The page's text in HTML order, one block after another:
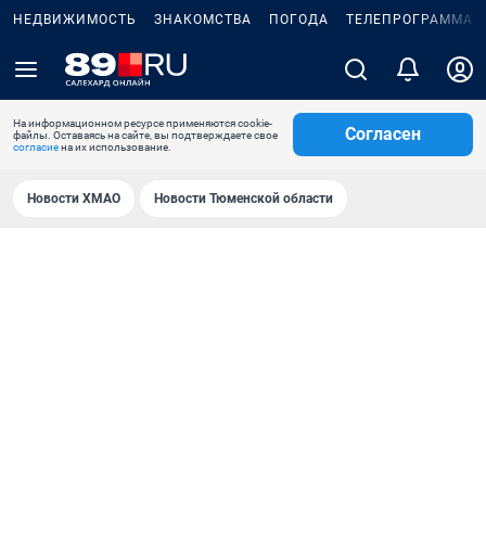
НЕДВИЖИМОСТЬ ЗНАКОМСТВА ПОГОДА ТЕЛЕПРОГРАММА
На информационном ресурсе применяются cookie-
файлы. Оставаясь на сайте, вы подтверждаете свое
согласиена их использование.
Согласен
Новости ХМАО Новости Тюменской области